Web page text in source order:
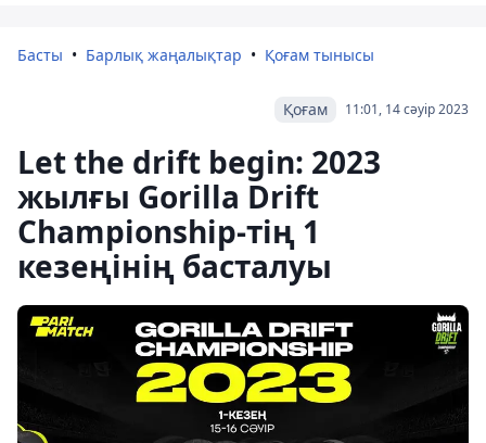
Басты Барлық жаңалықтар Қоғам тынысы
11:01, 14 сәуір 2023
Қоғам
Let the drift begin: 2023
жылғы Gorilla Drift
Championship-тің 1
кезеңінің басталуы